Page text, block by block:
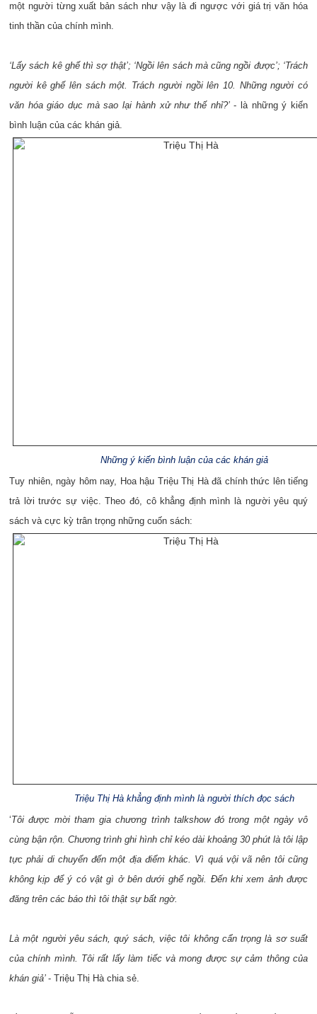
một người từng xuất bản sách như vậy là đi ngược với giá trị văn hóa
tinh thần của chính mình.
‘Lấy sách kê ghế thì sợ thật’; ‘Ngồi lên sách mà cũng ngồi được’; ‘Trách
người kê ghế lên sách một. Trách người ngồi lên 10. Những người có
văn hóa giáo dục mà sao lại hành xử như thế nhỉ?’- là những ý kiến
bình luận của các khán giả.
Những ý kiến bình luận của các khán giả
Tuy nhiên, ngày hôm nay, Hoa hậu Triệu Thị Hà đã chính thức lên tiếng
trả lời trước sự việc. Theo đó, cô khẳng định mình là người yêu quý
sách và cực kỳ trân trọng những cuốn sách:
Triệu Thị Hà khẳng định mình là người thích đọc sách
‘Tôi được mời tham gia chương trình talkshow đó trong một ngày vô
cùng bận rộn. Chương trình ghi hình chỉ kéo dài khoảng 30 phút là tôi lập
tực phải di chuyển đến một địa điểm khác. Vì quá vội vã nên tôi cũng
không kịp để ý có vật gì ở bên dưới ghế ngồi. Đến khi xem ảnh được
đăng trên các báo thì tôi thật sự bất ngờ.
Là một người yêu sách, quý sách, việc tôi không cẩn trọng là sơ suất
của chính mình. Tôi rất lấy làm tiếc và mong được sự cảm thông của
khán giả’ - Triệu Thị Hà chia sẻ.